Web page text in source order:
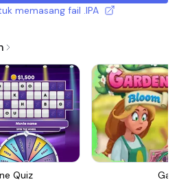
memasang fail .IPA
Quiz